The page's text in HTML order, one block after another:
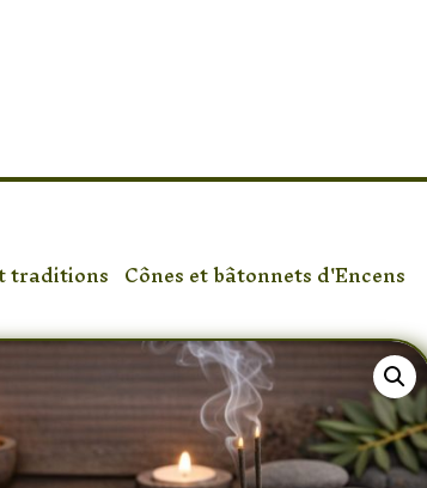
traditions Cônes et bâtonnets d'Encens